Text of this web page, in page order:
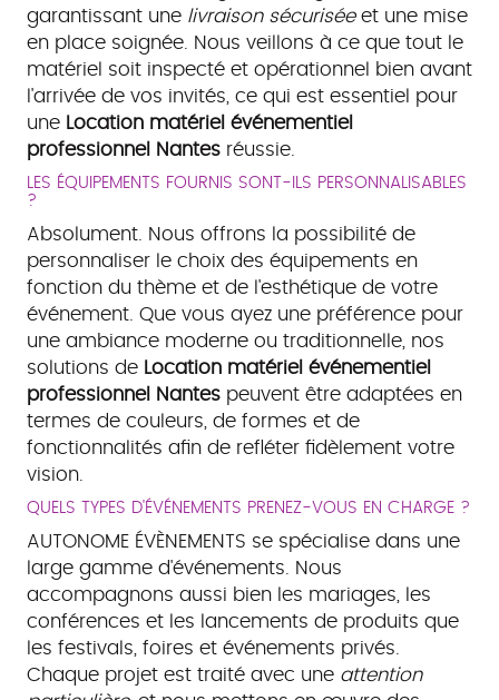
garantissant une livraison sécuriséeet une mise
en place soignée. Nous veillons à ce que tout le
matériel soit inspecté et opérationnel bien avant
l'arrivée de vos invités, ce qui est essentiel pour
une Location matériel événementiel
professionnel Nantesréussie.
LES ÉQUIPEMENTS FOURNIS SONT-ILS PERSONNALISABLES
?
Absolument. Nous offrons la possibilité de
personnaliser le choix des équipements en
fonction du thème et de l'esthétique de votre
événement. Que vous ayez une préférence pour
une ambiance moderne ou traditionnelle, nos
solutions de Location matériel événementiel
professionnel Nantespeuvent être adaptées en
termes de couleurs, de formes et de
fonctionnalités afin de refléter fidèlement votre
vision.
QUELS TYPES D'ÉVÉNEMENTS PRENEZ-VOUS EN CHARGE ?
AUTONOME ÉVÈNEMENTS se spécialise dans une
large gamme d'événements. Nous
accompagnons aussi bien les mariages, les
conférences et les lancements de produits que
les festivals, foires et événements privés.
Chaque projet est traité avec une attention